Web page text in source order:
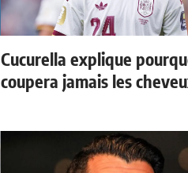
Cucurella explique
coupera jamais les